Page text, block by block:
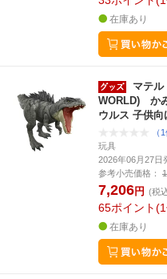
在庫あり
マテル
WORLD) か
ウルス 子供
（
玩具
2026年06月27日
参考小売価格：
7,206円 (税
65ポイント
在庫あり